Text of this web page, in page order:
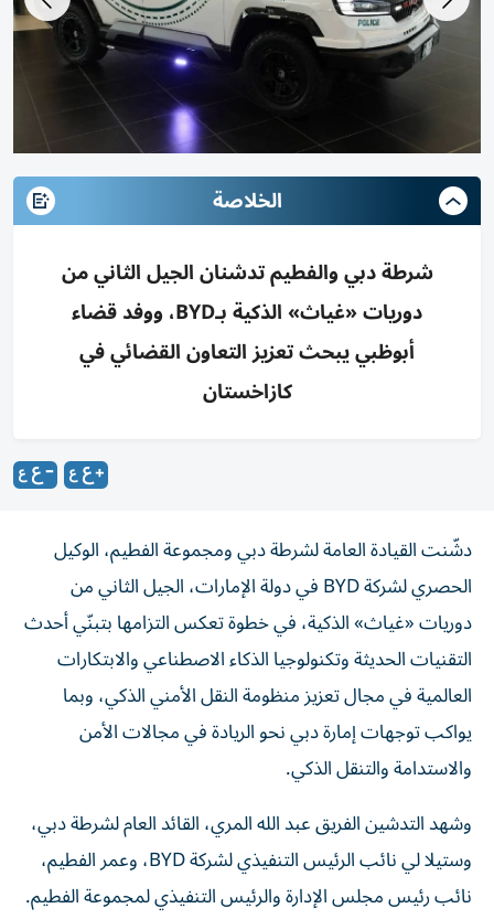
الخلاصة
شرطة دبي والفطيم تدشنان الجيل الثاني من
دوريات «غياث» الذكية بـBYD، ووفد قضاء
أبوظبي يبحث تعزيز التعاون القضائي في
كازاخستان
دشّنت القيادة العامة لشرطة دبي ومجموعة الفطيم، الوكيل
الحصري لشركة BYD في دولة الإمارات، الجيل الثاني من
دوريات «غياث» الذكية، في خطوة تعكس التزامها بتبنّي أحدث
التقنيات الحديثة وتكنولوجيا الذكاء الاصطناعي والابتكارات
العالمية في مجال تعزيز منظومة النقل الأمني الذكي، وبما
يواكب توجهات إمارة دبي نحو الريادة في مجالات الأمن
والاستدامة والتنقل الذكي.
وشهد التدشين الفريق عبد الله المري، القائد العام لشرطة دبي،
وستيلا لي نائب الرئيس التنفيذي لشركة BYD، وعمر الفطيم،
نائب رئيس مجلس الإدارة والرئيس التنفيذي لمجموعة الفطيم.